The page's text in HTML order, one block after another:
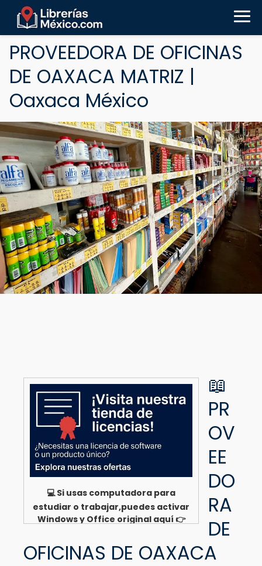
PROVEEDORA DE OFICINAS
DE OAXACA MATRIZ |
Oaxaca México
💻 Si usas computadora para
estudiar o trabajar,puedes activar
Windows y Office original aquí 👉
📖
PR
OV
EE
DO
RA
DE
OFICINAS DE OAXACA